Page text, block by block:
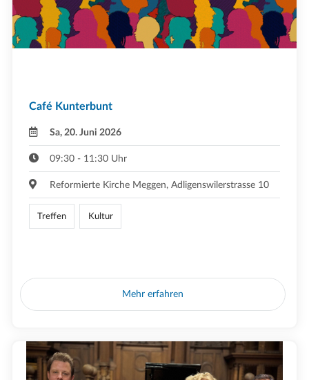
Café Kunterbunt
Sa, 20. Juni 2026
09:30 - 11:30 Uhr
Reformierte Kirche Meggen, Adligenswilerstrasse 10
Treffen Kultur
Mehr erfahren